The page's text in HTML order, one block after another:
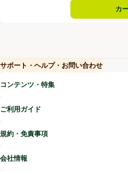
カ
サポート・ヘルプ・お問い合わせ
(新しいウィンドウで開く)
コンテンツ・特集
ご利用ガイド
規約・免責事項
会社情報